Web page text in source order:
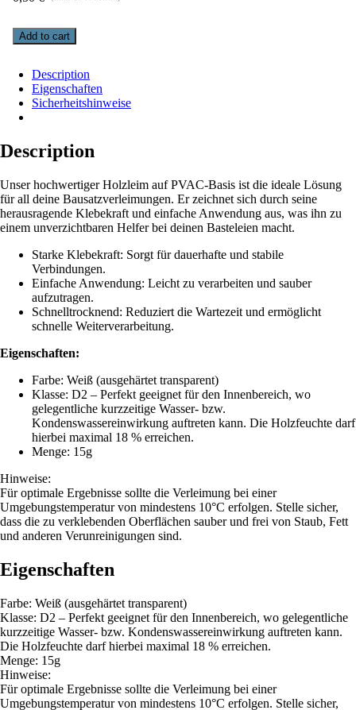
Add to cart
Description
Eigenschaften
Sicherheitshinweise
Description
Unser hochwertiger Holzleim auf PVAC-Basis ist die ideale Lösung
für all deine Bausatzverleimungen. Er zeichnet sich durch seine
herausragende Klebekraft und einfache Anwendung aus, was ihn zu
einem unverzichtbaren Helfer bei deinen Basteleien macht.
Starke Klebekraft: Sorgt für dauerhafte und stabile
Verbindungen.
Einfache Anwendung: Leicht zu verarbeiten und sauber
aufzutragen.
Schnelltrocknend: Reduziert die Wartezeit und ermöglicht
schnelle Weiterverarbeitung.
Eigenschaften:
Farbe: Weiß (ausgehärtet transparent)
Klasse: D2 – Perfekt geeignet für den Innenbereich, wo
gelegentliche kurzzeitige Wasser- bzw.
Kondenswassereinwirkung auftreten kann. Die Holzfeuchte darf
hierbei maximal 18 % erreichen.
Menge: 15g
Hinweise:
Für optimale Ergebnisse sollte die Verleimung bei einer
Umgebungstemperatur von mindestens 10°C erfolgen. Stelle sicher,
dass die zu verklebenden Oberflächen sauber und frei von Staub, Fett
und anderen Verunreinigungen sind.
Eigenschaften
Farbe: Weiß (ausgehärtet transparent)
Klasse: D2 – Perfekt geeignet für den Innenbereich, wo gelegentliche
kurzzeitige Wasser- bzw. Kondenswassereinwirkung auftreten kann.
Die Holzfeuchte darf hierbei maximal 18 % erreichen.
Menge: 15g
Hinweise:
Für optimale Ergebnisse sollte die Verleimung bei einer
Umgebungstemperatur von mindestens 10°C erfolgen. Stelle sicher,